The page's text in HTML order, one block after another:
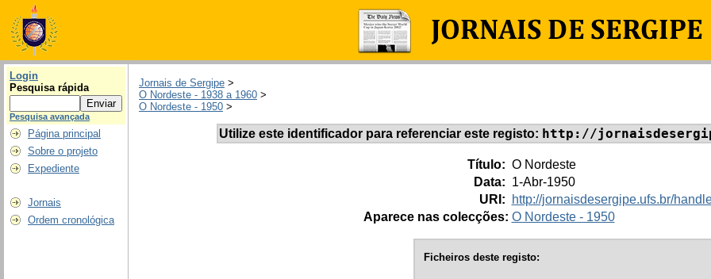
Login
Pesquisa rápida
Pesquisa avançada
Página principal
Sobre o projeto
Expediente
Jornais
Ordem cronológica
Jornais de Sergipe >
O Nordeste - 1938 a 1960 >
O Nordeste - 1950 >
Utilize este identificador para referenciar este registo: http://
Título: O Nordeste
Data: 1-Abr-1950
URI:
http://jornaisdesergipe.ufs.br/
Aparece nas colecções: O Nordeste - 1950
Ficheiros deste registo: